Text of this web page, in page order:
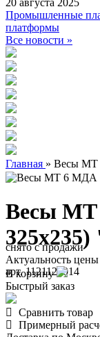
20 августа 2025
Промышленные
платформы
Все новости »
Главная » Весы МТ
Весы
арт. 1121120014
снято с продажи
Актуальность
В корзину
Быстрый заказ
Сравнить товар
Примерный